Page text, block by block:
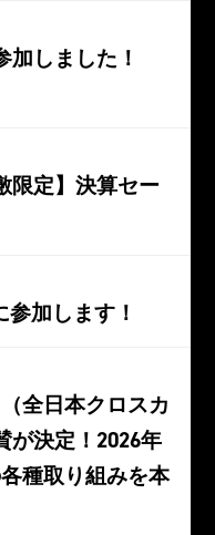
しました！
限定】決算セー
加します！
全日本クロスカ
が決定！2026年
種取り組みを本